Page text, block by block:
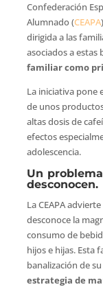
Confederación
Alumnado (CEAPA
dirigida a las
asociados a estas
familiar como
La iniciativa pone
de unos
altas dosis de
efectos
adolescencia.
Un
desconocen.
La CEAPA
desconoce la
consumo de
hijos e hijas. Esta
banalización de
estrategia de